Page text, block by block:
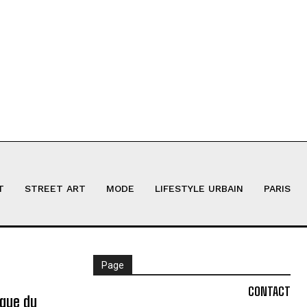
STREET ART MODE LIFESTYLE URBAIN PARIS
du
Page
CONTACT